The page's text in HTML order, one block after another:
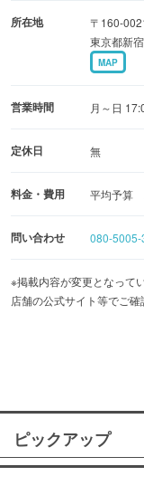
【120名様まで】飲
【幹事様限定クー
30名様以上のご予
大型モニター・カラ
所在地
〒160-
東京都新
MAP
営業時間 月～日
定休日 無
料金・費用 平均予算
問い合わせ 080-
※掲載内容が変更となって
店舗の公式サイト等でご確
ピックアップ